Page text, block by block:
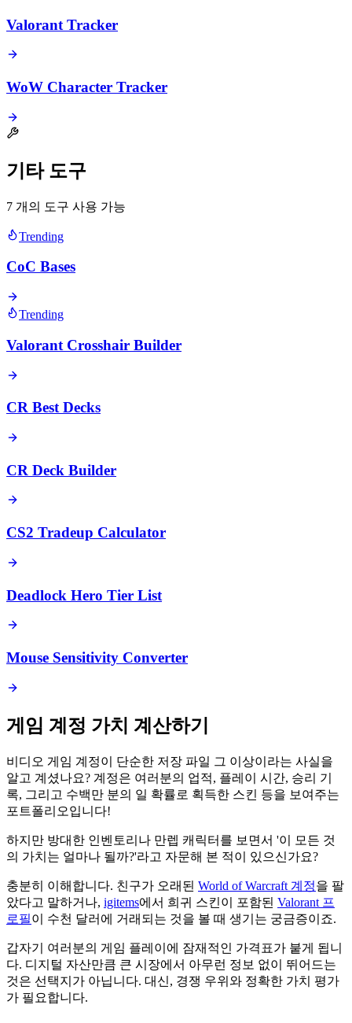
Valorant Tracker
WoW Character Tracker
기타 도구
7 개의 도구 사용 가능
Trending
CoC Bases
Trending
Valorant Crosshair Builder
CR Best Decks
CR Deck Builder
CS2 Tradeup Calculator
Deadlock Hero Tier List
Mouse Sensitivity Converter
게임 계정 가치 계산하기
비디오 게임 계정이 단순한 저장 파일 그 이상이라는 사실을
알고 계셨나요? 계정은 여러분의 업적, 플레이 시간, 승리 기
록, 그리고 수백만 분의 일 확률로 획득한 스킨 등을 보여주는
포트폴리오입니다!
하지만 방대한 인벤토리나 만렙 캐릭터를 보면서 '이 모든 것
의 가치는 얼마나 될까?'라고 자문해 본 적이 있으신가요?
충분히 이해합니다. 친구가 오래된 World of Warcraft 계정을 팔
았다고 말하거나, igitems에서 희귀 스킨이 포함된 Valorant 프
로필이 수천 달러에 거래되는 것을 볼 때 생기는 궁금증이죠.
갑자기 여러분의 게임 플레이에 잠재적인 가격표가 붙게 됩니
다. 디지털 자산만큼 큰 시장에서 아무런 정보 없이 뛰어드는
것은 선택지가 아닙니다. 대신, 경쟁 우위와 정확한 가치 평가
가 필요합니다.